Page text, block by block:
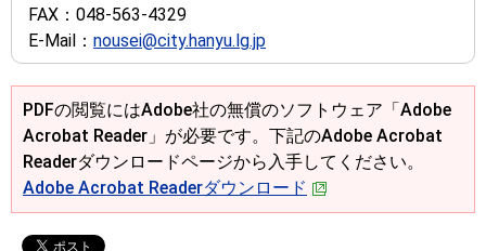
FAX： 048-563-4329
E-Mail： nousei@city.hanyu.lg.jp
PDFの閲覧にはAdobe社の無償のソフトウェア「Adobe
Acrobat Reader」が必要です。下記のAdobe Acrobat
Readerダウンロードページから入手してください。
Adobe Acrobat Readerダウンロード